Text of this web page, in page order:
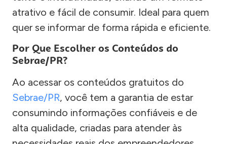
atrativo e fácil de consumir. Ideal para quem
quer se informar de forma rápida e eficiente.
Por Que Escolher os Conteúdos do
Sebrae/PR?
Ao acessar os conteúdos gratuitos do
Sebrae/PR, você tem a garantia de estar
consumindo informações confiáveis e de
alta qualidade, criadas para atender às